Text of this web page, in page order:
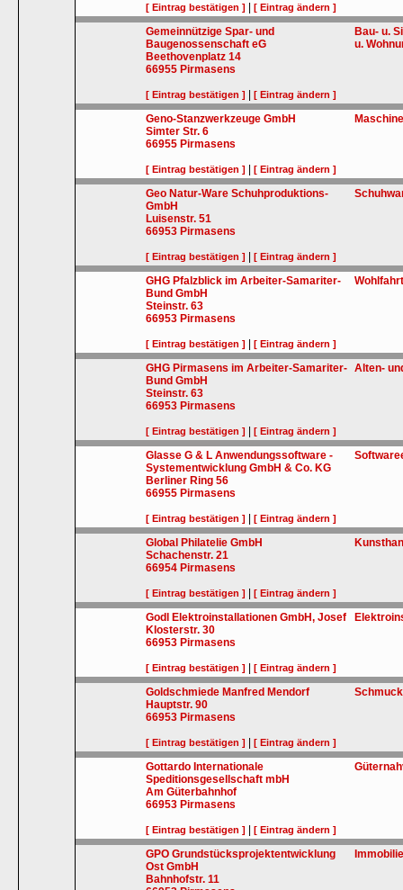
[ Eintrag bestätigen ] |[ Eintrag ändern ]
Gemeinnützige Spar- und
Baugenossenschaft eG
Beethovenplatz 14
66955 Pirmasens
[ Eintrag bestätigen ] |[ Eintrag ändern ]
Bau- u.
u.
Geno-Stanzwerkzeuge GmbH
Simter Str. 6
66955 Pirmasens
[ Eintrag bestätigen ] |[ Eintrag ändern ]
Geo Natur-Ware Schuhproduktions-
GmbH
Luisenstr. 51
66953 Pirmasens
[ Eintrag bestätigen ] |[ Eintrag ändern ]
GHG Pfalzblick im Arbeiter-Samariter-
Bund GmbH
Steinstr. 63
66953 Pirmasens
[ Eintrag bestätigen ] |[ Eintrag ändern ]
GHG Pirmasens im Arbeiter-Samariter-
Bund GmbH
Steinstr. 63
66953 Pirmasens
[ Eintrag bestätigen ] |[ Eintrag ändern ]
Alten-
Glasse G & L Anwendungssoftware -
Systementwicklung GmbH & Co. KG
Berliner Ring 56
66955 Pirmasens
[ Eintrag bestätigen ] |[ Eintrag ändern ]
Global Philatelie GmbH
Schachenstr. 21
66954 Pirmasens
[ Eintrag bestätigen ] |[ Eintrag ändern ]
Godl Elektroinstallationen GmbH, Josef
Klosterstr. 30
66953 Pirmasens
[ Eintrag bestätigen ] |[ Eintrag ändern ]
Goldschmiede Manfred Mendorf
Hauptstr. 90
66953 Pirmasens
[ Eintrag bestätigen ] |[ Eintrag ändern ]
Gottardo Internationale
Speditionsgesellschaft mbH
Am Güterbahnhof
66953 Pirmasens
[ Eintrag bestätigen ] |[ Eintrag ändern ]
GPO Grundstücksprojektentwicklung
Ost GmbH
Bahnhofstr. 11